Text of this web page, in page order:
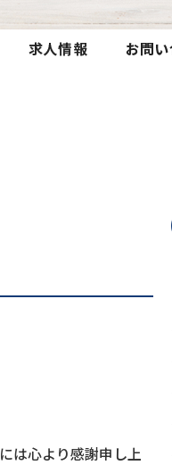
は心より感謝申し上